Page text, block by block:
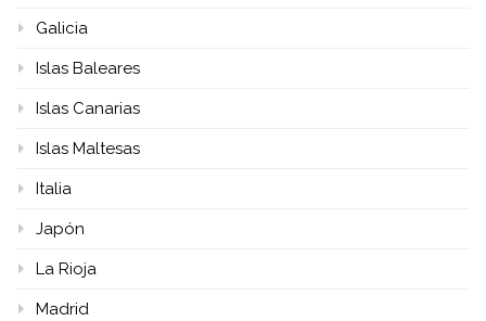
Galicia
Islas Baleares
Islas Canarias
Islas Maltesas
Italia
Japón
La Rioja
Madrid